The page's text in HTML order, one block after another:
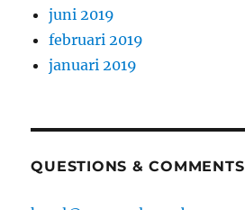
juni 2019
februari 2019
januari 2019
QUESTIONS & COMMENTS